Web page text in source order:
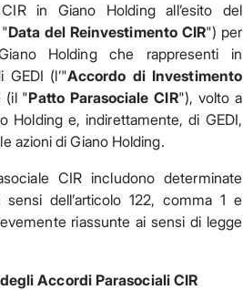
in Giano Holding all’esito del
Data del Reinvestimento CIR") per
Holding che rappresenti in
(l’"Accordo di Investimento
(il "Patto Parasociale CIR"), volto a
Holding e, indirettamente, di GEDI,
azioni di Giano Holding.
CIR includono determinate
dell’articolo 122, comma 1 e
riassunte ai sensi di legge
Accordi Parasociali CIR